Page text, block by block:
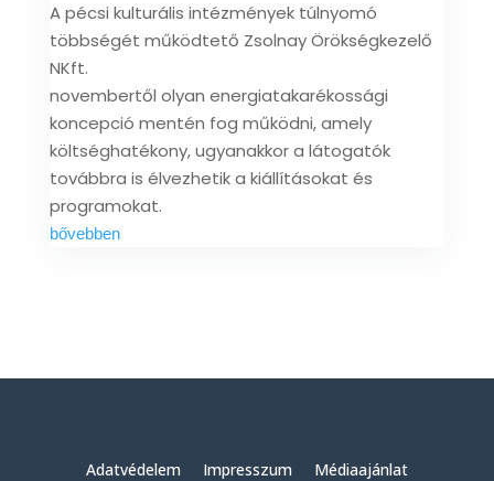
A pécsi kulturális intézmények túlnyomó
többségét működtető Zsolnay Örökségkezelő
NKft.
novembertől olyan energiatakarékossági
koncepció mentén fog működni, amely
költséghatékony, ugyanakkor a látogatók
továbbra is élvezhetik a kiállításokat és
programokat.
bővebben
Adatvédelem Impresszum Médiaajánlat